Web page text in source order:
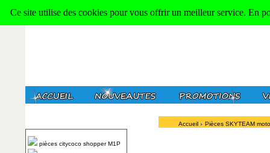
pièces citycoco shopper M1P
Accueil Pièces SKYTEAM
Ce site utilise des cookies pour vous offrir un meilleur service. En